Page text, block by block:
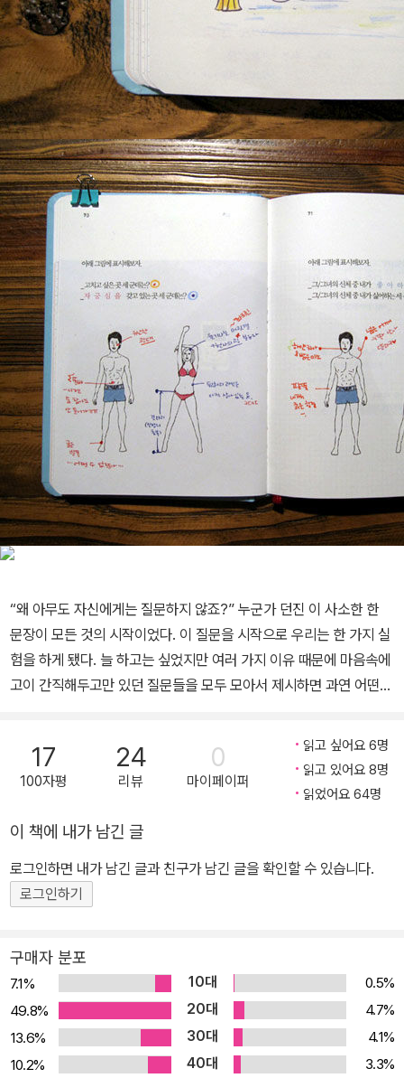
“왜 아무도 자신에게는 질문하지 않죠?” 누군가 던진 이 사소한 한
문장이 모든 것의 시작이었다. 이 질문을 시작으로 우리는 한 가지 실
험을 하게 됐다. 늘 하고는 싶었지만 여러 가지 이유 때문에 마음속에
고이 간직해두고만 있던 질문들을 모두 모아서 제시하면 과연 어떤
에 들고 있는 이 책이 탄생하게 되었다. 책 안에는 여러 방면에 걸쳐,
유쾌하고, 설득력 있으며, 자신의 내면을 속속들이 알게 하는 그런 질
문들이 담겨 있다. 서문 중에서 스스로 체크해보는 인생 중간고사 왠
족한 잔고, 미래는커녕 당장 내일도 보이지 똑같은 하루를 마무리하
고 잠자리에 들어가며 스스로에게 던지는 질문… “나는 지금 제대로
살고 있는 걸까?” 이럴 때 백설공주에 나오는 마법의 거울처럼 내 속
마음과 주변의 상황을 또렷하게 들여다보고, 정리해서 답해주는 요술
요술거울이자 삶의 나침반을 잃고 잠시 방황하는 사람들을 위한 내비
게이션이다. 직업, 돈, 믿음, 사랑, 가족, 친구, 섹스 등 29가지 주제에
대해, 이제까지 한번도 내 자신에게 물어보지 못했던 질문들을 던져
대는 독특한 기능을 지닌 네비게이션 말이다. 때론 느닷없고, 때론 얼
굴 붉어지는 질문들을 만나게 될 테지만 동화 속 요술거울과는 다르
17
100자평
24
리뷰
0
마이페이퍼
읽고 싶어요 6명
읽고 있어요 8명
읽었어요 64명
이 책에 내가 남긴 글
로그인하면 내가 남긴 글과 친구가 남긴 글을 확인할 수 있습니다.
로그인하기
구매자 분포
7.1% 10대
0.5%
49.8%
20대
4.7%
13.6%
30대
4.1%
10.2%
40대
3.3%